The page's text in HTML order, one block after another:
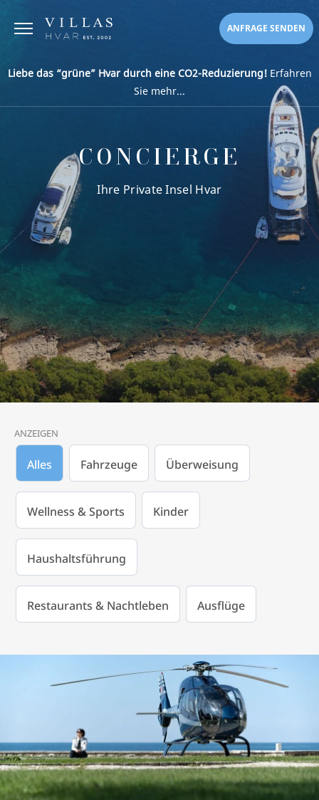
ANFRAGE SENDEN
Liebe das “grüne” Hvar durch eine CO2-Reduzierung!Erfahren
Sie mehr...
CONCIERGE
Ihre Private Insel Hvar
ANZEIGEN
Alles Fahrzeuge Überweisung
Wellness & Sports Kinder
Haushaltsführung
Restaurants & Nachtleben Ausflüge